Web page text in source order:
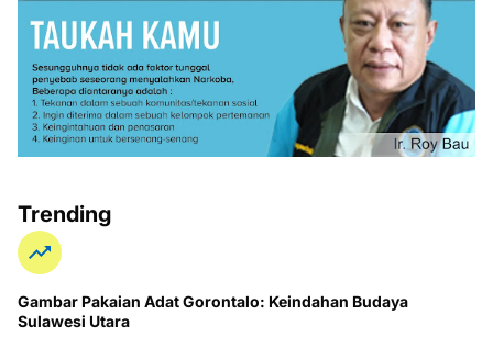
Trending
Gambar Pakaian Adat Gorontalo: Keindahan Budaya
Sulawesi Utara